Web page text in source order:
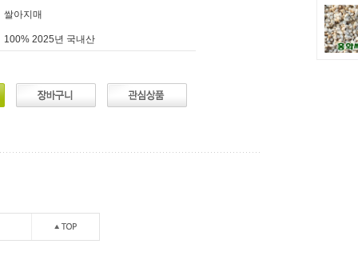
쌀아지매
100% 2025년 국내산